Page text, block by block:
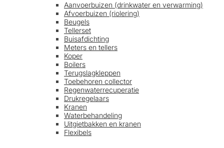
Aanvoerbuizen (drinkwater en verwarming)
Afvoerbuizen (riolering)
Beugels
Tellerset
Buisafdichting
Meters en tellers
Koper
Boilers
Terugslagkleppen
Toebehoren collector
Regenwaterrecuperatie
Drukregelaars
Kranen
Waterbehandeling
Uitgietbakken en kranen
Flexibels